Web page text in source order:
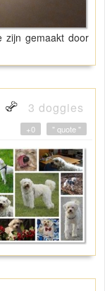
zijn gemaakt door
3 doggies
" quote "
+0